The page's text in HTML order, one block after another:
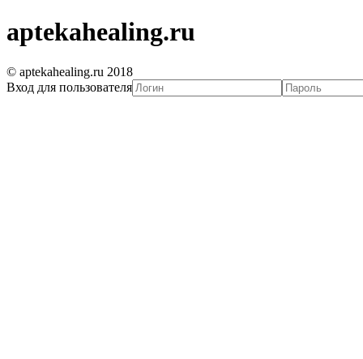
aptekahealing.ru
© aptekahealing.ru 2018
Вход для пользователя